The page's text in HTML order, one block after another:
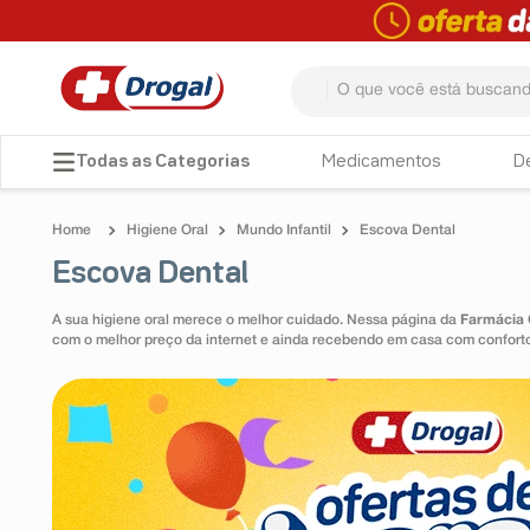
Medicamentos
Higiene Oral Mundo Infantil Escova Dental
Escova Dental
A sua higiene oral merece o melhor cuidado. Nessa página da Farmácia
com o melhor preço da internet e ainda recebendo em casa com
TERMOS MAIS BUSCADOS
4º lenço umedecido
º minoxidil
7 º desodorante
8º teste gravidez